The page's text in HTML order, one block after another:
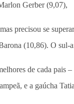
Gerber (9,07),
precisou se
(10,86). O
de cada
e a gaúcha